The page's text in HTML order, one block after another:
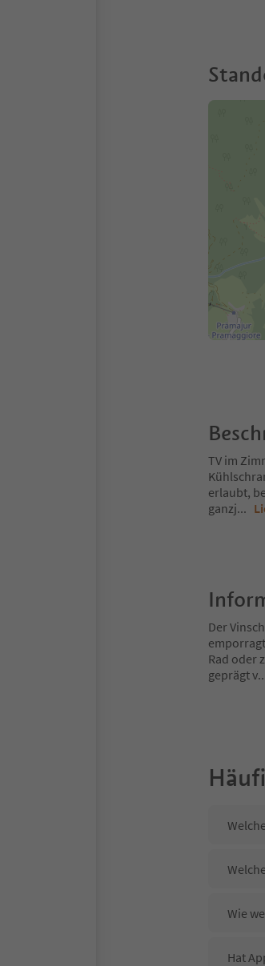
TV im
erlaubt,
ganzj...
Der
Rad oder
geprägt v
Wie
Hat